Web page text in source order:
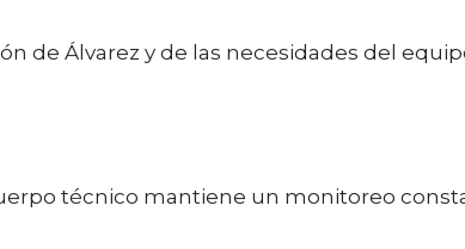
de Álvarez y de las necesidades del
técnico mantiene un monitoreo